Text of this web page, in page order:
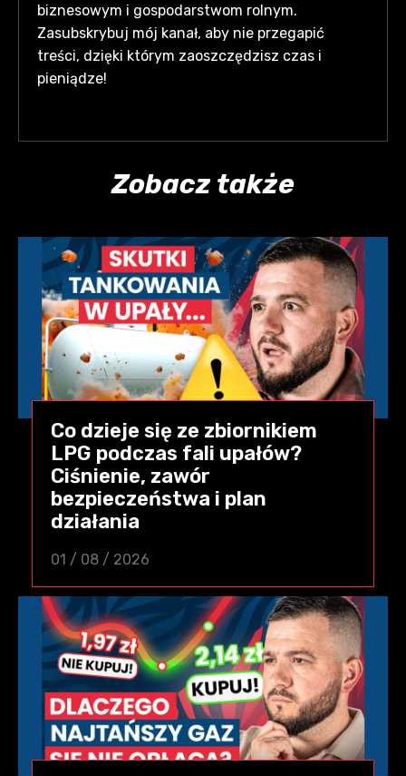
biznesowym i gospodarstwom rolnym.
Zasubskrybuj mój kanał, aby nie przegapić
treści, dzięki którym zaoszczędzisz czas i
pieniądze!
Zobacz także
Co dzieje się ze zbiornikiem
LPG podczas fali upałów?
Ciśnienie, zawór
bezpieczeństwa i plan
działania
01 / 08 / 2026